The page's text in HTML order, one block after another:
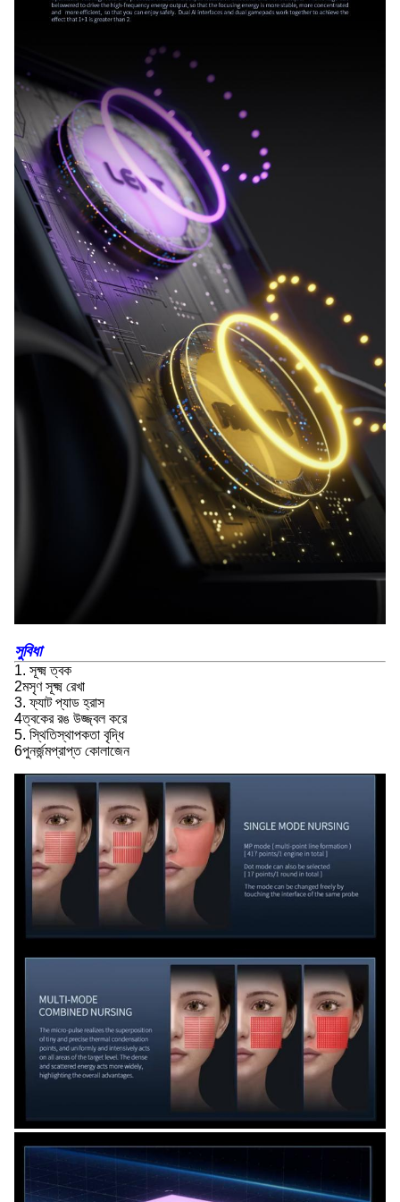
সুবিধা
1. সূক্ষ্ম ত্বক
2মসৃণ সূক্ষ্ম রেখা
3. ফ্যাট প্যাড হ্রাস
4ত্বকের রঙ উজ্জ্বল করে
5. স্থিতিস্থাপকতা বৃদ্ধি
6পুনর্জন্মপ্রাপ্ত কোলাজেন